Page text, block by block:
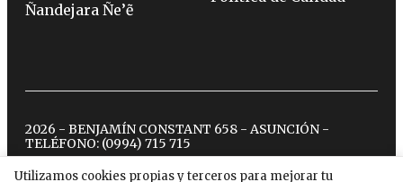
Utilizamos cookies propias y terceros para mejorar tu
Ñandejara Ñe’ẽ
2026 - BENJAMÍN CONSTANT 658 - ASUNCIÓN -
TELÉFONO: (0994) 715 715